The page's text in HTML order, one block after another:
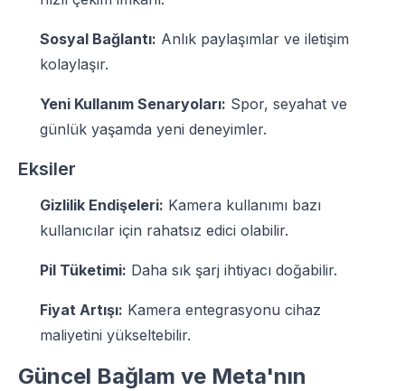
Sosyal Bağlantı: Anlık paylaşımlar ve iletişim
kolaylaşır.
Yeni Kullanım Senaryoları: Spor, seyahat ve
günlük yaşamda yeni deneyimler.
Eksiler
Gizlilik Endişeleri: Kamera kullanımı bazı
kullanıcılar için rahatsız edici olabilir.
Pil Tüketimi: Daha sık şarj ihtiyacı doğabilir.
Fiyat Artışı: Kamera entegrasyonu cihaz
maliyetini yükseltebilir.
Güncel Bağlam ve Meta'nın